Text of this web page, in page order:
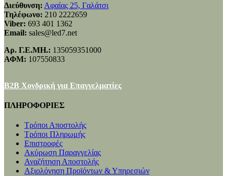
Διεύθυνση: Αφαίας 25, Γαλάτσι
Τηλέφωνο: 210 2222659
Viber: 693 401 1362
Email: sales@led7.net
Αρ. Γ.Ε.ΜΗ.: 135059351000
ΑΦΜ: 107550833
B2B Χονδρική για Επαγγελματίες
ΠΛΗΡΟΦΟΡΙΕΣ
Τρόποι Αποστολής
Τρόποι Πληρωμής
Επιστροφές
Ακύρωση Παραγγελίας
Αναζήτηση Αποστολής
Αξιολόγηση Προϊόντων & Υπηρεσιών